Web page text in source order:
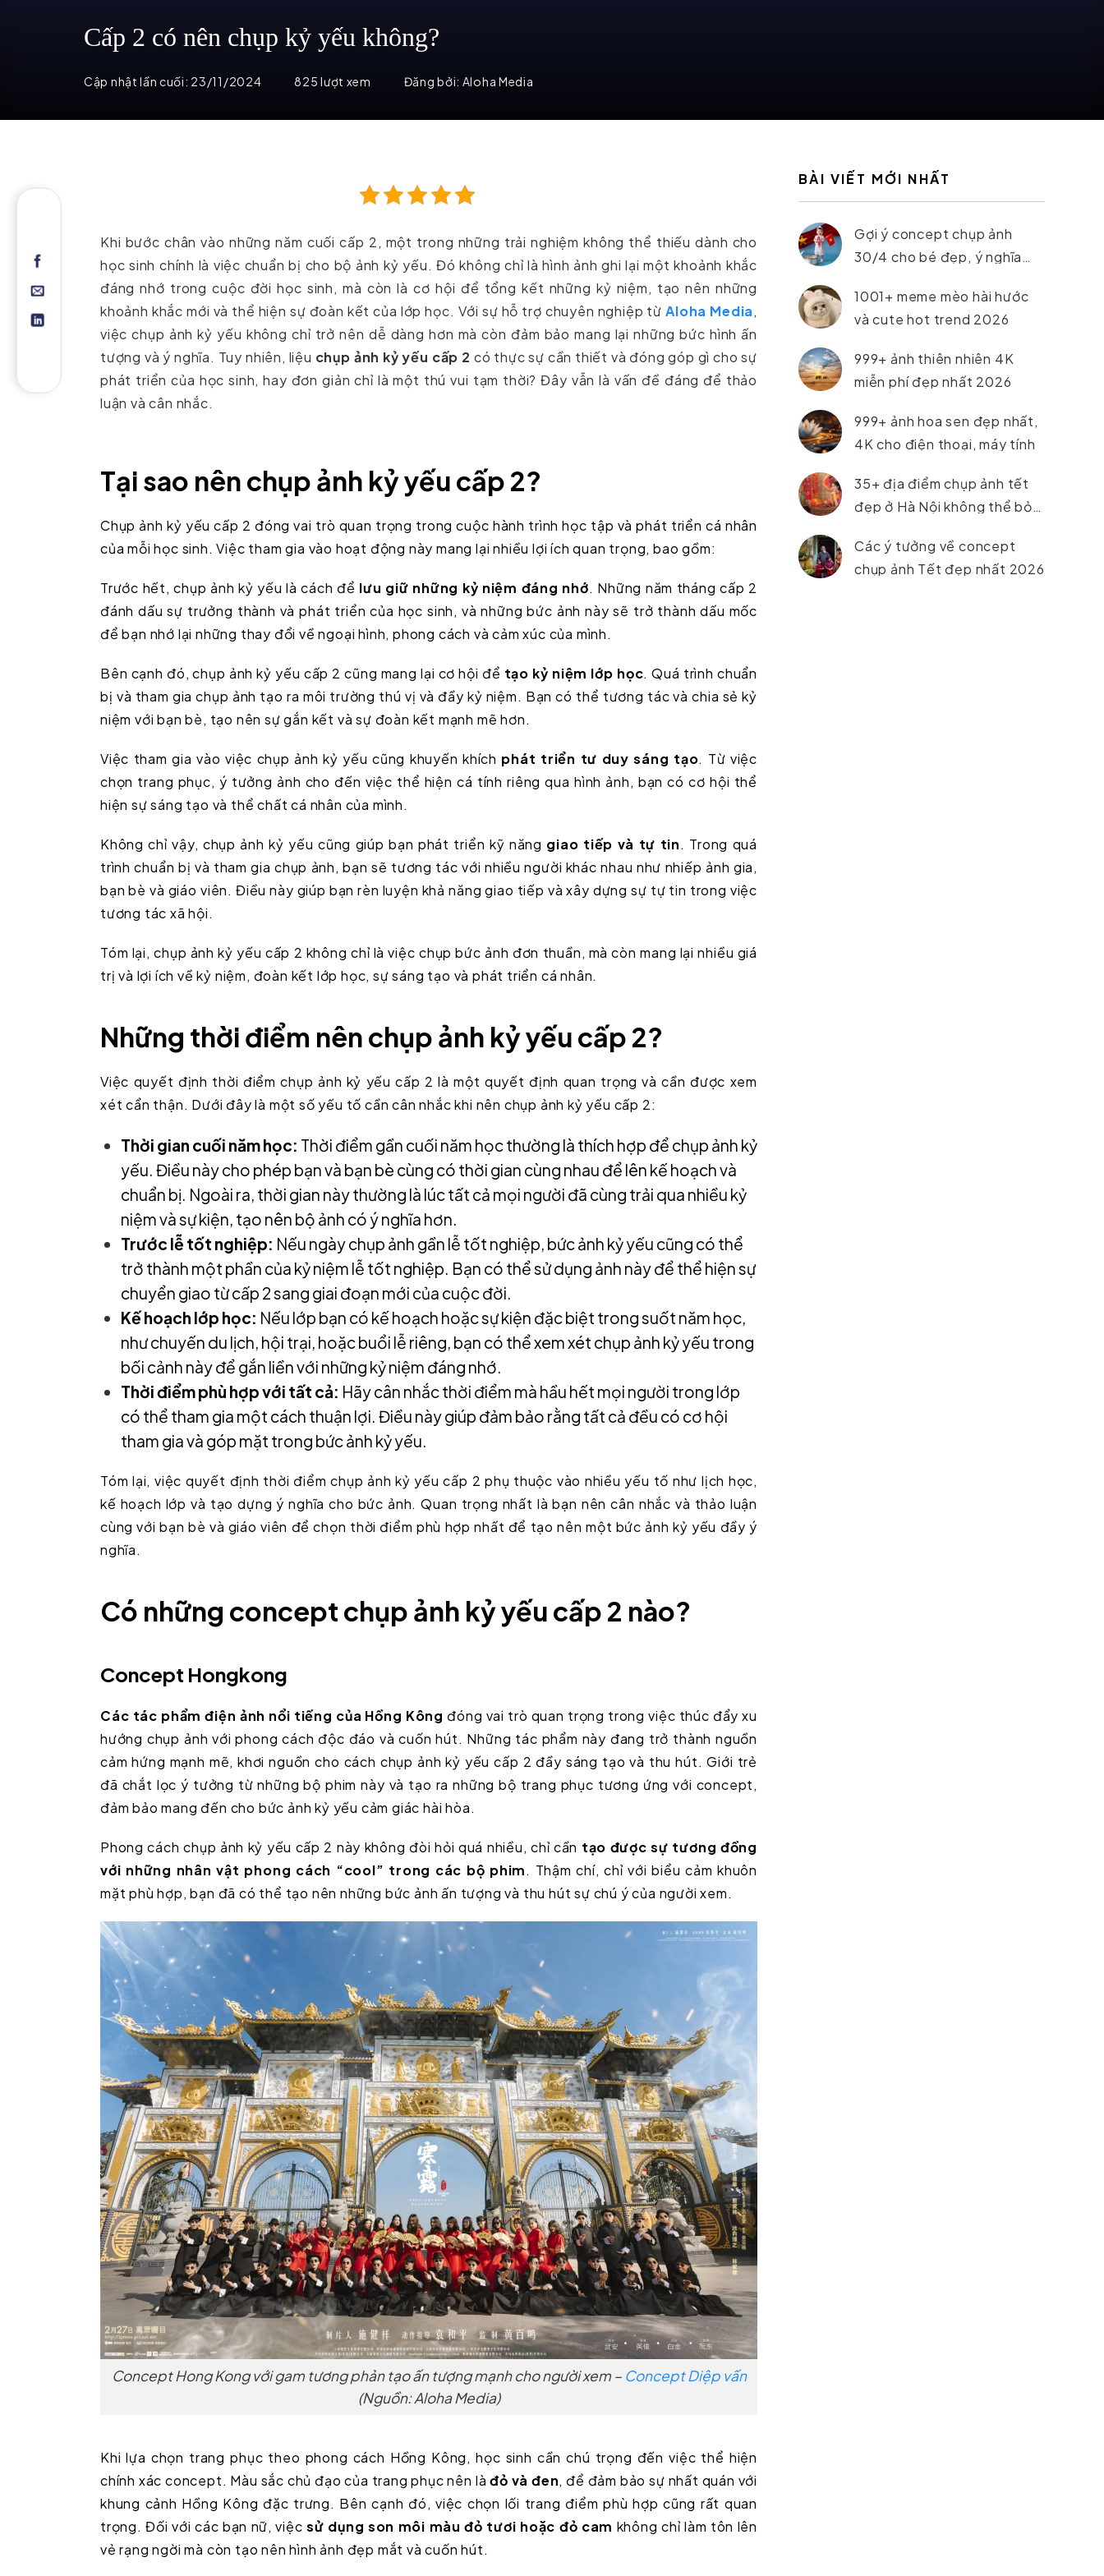
Cấp 2 có nên chụp kỷ yếu không?
Cập nhật lần cuối: 23/11/2024 825 lượt xem Đăng bởi: Aloha Media
Khi bước chân vào những năm cuối cấp 2, một trong những trải nghiệm không thể thiếu dành cho
học sinh chính là việc chuẩn bị cho bộ ảnh kỷ yếu. Đó không chỉ là hình ảnh ghi lại một khoảnh khắc
đáng nhớ trong cuộc đời học sinh, mà còn là cơ hội để tổng kết những kỷ niệm, tạo nên những
khoảnh khắc mới và thể hiện sự đoàn kết của lớp học. Với sự hỗ trợ chuyên nghiệp từAloha Media,
việc chụp ảnh kỷ yếu không chỉ trở nên dễ dàng hơn mà còn đảm bảo mang lại những bức hình ấn
tượng và ý nghĩa. Tuy nhiên, liệu chụp ảnh kỷ yếu cấp 2 có thực sự cần thiết và đóng góp gì cho sự
phát triển của học sinh, hay đơn giản chỉ là một thú vui tạm thời? Đây vẫn là vấn đề đáng để thảo
luận và cân nhắc.
Tại sao nên chụp ảnh kỷ yếu cấp 2?
Chụp ảnh kỷ yếu cấp 2 đóng vai trò quan trọng trong cuộc hành trình học tập và phát triển cá nhân
của mỗi học sinh. Việc tham gia vào hoạt động này mang lại nhiều lợi ích quan trọng, bao gồm:
Trước hết, chụp ảnh kỷ yếu là cách để lưu giữ những kỷ niệm đáng nhớ. Những năm tháng cấp 2
đánh dấu sự trưởng thành và phát triển của học sinh, và những bức ảnh này sẽ trở thành dấu mốc
để bạn nhớ lại những thay đổi về ngoại hình, phong cách và cảm xúc của mình.
Bên cạnh đó, chụp ảnh kỷ yếu cấp 2 cũng mang lại cơ hội để tạo kỷ niệm lớp học. Quá trình chuẩn
bị và tham gia chụp ảnh tạo ra môi trường thú vị và đầy kỷ niệm. Bạn có thể tương tác và chia sẻ kỷ
niệm với bạn bè, tạo nên sự gắn kết và sự đoàn kết mạnh mẽ hơn.
Việc tham gia vào việc chụp ảnh kỷ yếu cũng khuyến khích phát triển tư duy sáng tạo. Từ việc
chọn trang phục, ý tưởng ảnh cho đến việc thể hiện cá tính riêng qua hình ảnh, bạn có cơ hội thể
hiện sự sáng tạo và thể chất cá nhân của mình.
Không chỉ vậy, chụp ảnh kỷ yếu cũng giúp bạn phát triển kỹ năng giao tiếp và tự tin. Trong quá
trình chuẩn bị và tham gia chụp ảnh, bạn sẽ tương tác với nhiều người khác nhau như nhiếp ảnh gia,
bạn bè và giáo viên. Điều này giúp bạn rèn luyện khả năng giao tiếp và xây dựng sự tự tin trong việc
tương tác xã hội.
Tóm lại, chụp ảnh kỷ yếu cấp 2 không chỉ là việc chụp bức ảnh đơn thuần, mà còn mang lại nhiều giá
trị và lợi ích về kỷ niệm, đoàn kết lớp học, sự sáng tạo và phát triển cá nhân.
Những thời điểm nên chụp ảnh kỷ yếu cấp 2?
Việc quyết định thời điểm chụp ảnh kỷ yếu cấp 2 là một quyết định quan trọng và cần được xem
xét cẩn thận. Dưới đây là một số yếu tố cần cân nhắc khi nên chụp ảnh kỷ yếu cấp 2:
Thời gian cuối năm học: Thời điểm gần cuối năm học thường là thích hợp để chụp ảnh kỷ
yếu. Điều này cho phép bạn và bạn bè cùng có thời gian cùng nhau để lên kế hoạch và
chuẩn bị. Ngoài ra, thời gian này thường là lúc tất cả mọi người đã cùng trải qua nhiều kỷ
niệm và sự kiện, tạo nên bộ ảnh có ý nghĩa hơn.
Trước lễ tốt nghiệp: Nếu ngày chụp ảnh gần lễ tốt nghiệp, bức ảnh kỷ yếu cũng có thể
trở thành một phần của kỷ niệm lễ tốt nghiệp. Bạn có thể sử dụng ảnh này để thể hiện sự
chuyển giao từ cấp 2 sang giai đoạn mới của cuộc đời.
Kế hoạch lớp học: Nếu lớp bạn có kế hoạch hoặc sự kiện đặc biệt trong suốt năm học,
như chuyến du lịch, hội trại, hoặc buổi lễ riêng, bạn có thể xem xét chụp ảnh kỷ yếu trong
bối cảnh này để gắn liền với những kỷ niệm đáng nhớ.
Thời điểm phù hợp với tất cả: Hãy cân nhắc thời điểm mà hầu hết mọi người trong lớp
có thể tham gia một cách thuận lợi. Điều này giúp đảm bảo rằng tất cả đều có cơ hội
tham gia và góp mặt trong bức ảnh kỷ yếu.
Tóm lại, việc quyết định thời điểm chụp ảnh kỷ yếu cấp 2 phụ thuộc vào nhiều yếu tố như lịch học,
kế hoạch lớp và tạo dựng ý nghĩa cho bức ảnh. Quan trọng nhất là bạn nên cân nhắc và thảo luận
cùng với bạn bè và giáo viên để chọn thời điểm phù hợp nhất để tạo nên một bức ảnh kỷ yếu đầy ý
nghĩa.
Có những concept chụp ảnh kỷ yếu cấp 2 nào?
Concept Hongkong
Các tác phẩm điện ảnh nổi tiếng của Hồng Kông đóng vai trò quan trọng trong việc thúc đẩy xu
hướng chụp ảnh với phong cách độc đáo và cuốn hút. Những tác phẩm này đang trở thành nguồn
cảm hứng mạnh mẽ, khơi nguồn cho cách chụp ảnh kỷ yếu cấp 2 đầy sáng tạo và thu hút. Giới trẻ
đã chắt lọc ý tưởng từ những bộ phim này và tạo ra những bộ trang phục tương ứng với concept,
đảm bảo mang đến cho bức ảnh kỷ yếu cảm giác hài hòa.
Phong cách chụp ảnh kỷ yếu cấp 2 này không đòi hỏi quá nhiều, chỉ cần tạo được sự tương đồng
với những nhân vật phong cách “cool” trong các bộ phim. Thậm chí, chỉ với biểu cảm khuôn
mặt phù hợp, bạn đã có thể tạo nên những bức ảnh ấn tượng và thu hút sự chú ý của người xem.
Concept Hong Kong với gam tương phản tạo ấn tượng mạnh cho người xem – Concept Diệp vấn
(Nguồn: Aloha Media)
Khi lựa chọn trang phục theo phong cách Hồng Kông, học sinh cần chú trọng đến việc thể hiện
chính xác concept. Màu sắc chủ đạo của trang phục nên làđỏ và đen, để đảm bảo sự nhất quán với
khung cảnh Hồng Kông đặc trưng. Bên cạnh đó, việc chọn lối trang điểm phù hợp cũng rất quan
trọng. Đối với các bạn nữ, việcsử dụng son môi màu đỏ tươi hoặc đỏ cam không chỉ làm tôn lên
vẻ rạng ngời mà còn tạo nên hình ảnh đẹp mắt và cuốn hút.
BÀI VIẾT MỚI NHẤT
Gợi ý concept chụp ảnh
30/4 cho bé đẹp, ý nghĩa
1001+ meme mèo hài hước
và cute hot trend 2026
999+ ảnh thiên nhiên 4K
miễn phí đẹp nhất 2026
999+ ảnh hoa sen đẹp nhất,
4K cho điện thoại, máy tính
35+ địa điểm chụp ảnh tết
đẹp ở Hà Nội không thể bỏ
Các ý tưởng về concept
chụp ảnh Tết đẹp nhất 2026